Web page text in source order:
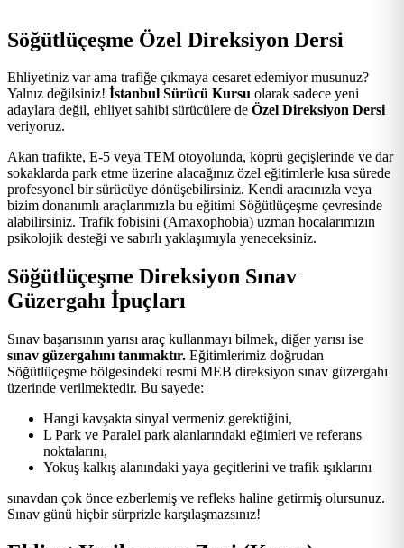
Söğütlüçeşme Özel Direksiyon Dersi
Ehliyetiniz var ama trafiğe çıkmaya cesaret edemiyor musunuz?
Yalnız değilsiniz! İstanbul Sürücü Kursu olarak sadece yeni
adaylara değil, ehliyet sahibi sürücülere de Özel Direksiyon Dersi
veriyoruz.
Akan trafikte, E-5 veya TEM otoyolunda, köprü geçişlerinde ve dar
sokaklarda park etme üzerine alacağınız özel eğitimlerle kısa sürede
profesyonel bir sürücüye dönüşebilirsiniz. Kendi aracınızla veya
bizim donanımlı araçlarımızla bu eğitimi Söğütlüçeşme çevresinde
alabilirsiniz. Trafik fobisini (Amaxophobia) uzman hocalarımızın
psikolojik desteği ve sabırlı yaklaşımıyla yeneceksiniz.
Söğütlüçeşme Direksiyon Sınav
Güzergahı İpuçları
Sınav başarısının yarısı araç kullanmayı bilmek, diğer yarısı ise
sınav güzergahını tanımaktır. Eğitimlerimiz doğrudan
Söğütlüçeşme bölgesindeki resmi MEB direksiyon sınav güzergahı
üzerinde verilmektedir. Bu sayede:
Hangi kavşakta sinyal vermeniz gerektiğini,
L Park ve Paralel park alanlarındaki eğimleri ve referans
noktalarını,
Yokuş kalkış alanındaki yaya geçitlerini ve trafik ışıklarını
sınavdan çok önce ezberlemiş ve refleks haline getirmiş olursunuz.
Sınav günü hiçbir sürprizle karşılaşmazsınız!